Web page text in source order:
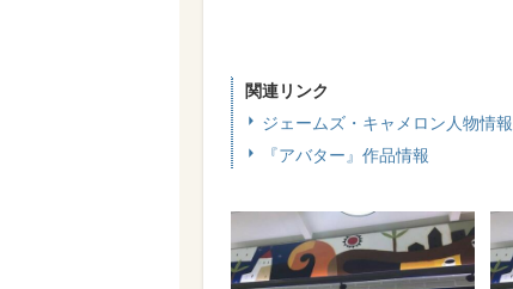
関連リンク
ジェームズ・キャメロン人物情報
『アバター』作品情報